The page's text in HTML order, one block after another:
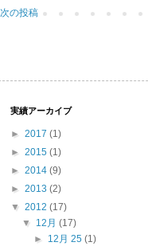
次の投稿
実績アーカイブ
► 2017 (1)
► 2015 (1)
► 2014 (9)
► 2013 (2)
▼ 2012 (17)
▼ 12月(17)
► 12月 25 (1)